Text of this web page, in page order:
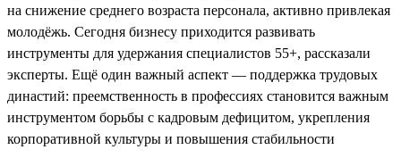
на снижение среднего возраста персонала, активно привлекая
молодёжь. Сегодня бизнесу приходится развивать
инструменты для удержания специалистов 55+, рассказали
эксперты. Ещё один важный аспект — поддержка трудовых
династий: преемственность в профессиях становится важным
инструментом борьбы с кадровым дефицитом, укрепления
корпоративной культуры и повышения стабильности